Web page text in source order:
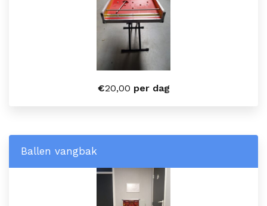
€20,00 per dag
Ballen vangbak